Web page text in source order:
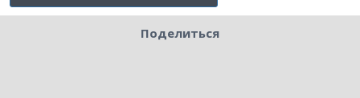
Поделиться